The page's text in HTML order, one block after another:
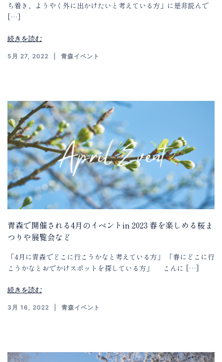
ち着き、ようやく外に出かけたいと考えている方」に是非読んで
[…]
続きを読む
5月 27, 2022 青森イベント
青森で開催される4月のイベントin 2023 春を楽しめる桜ま
つりや展覧会など
「4月に青森でどこに行こうかなと考えている方」 「春にどこに行
こうかなとおでかけスポットを探している方」 こんに […]
続きを読む
3月 16, 2022 青森イベント